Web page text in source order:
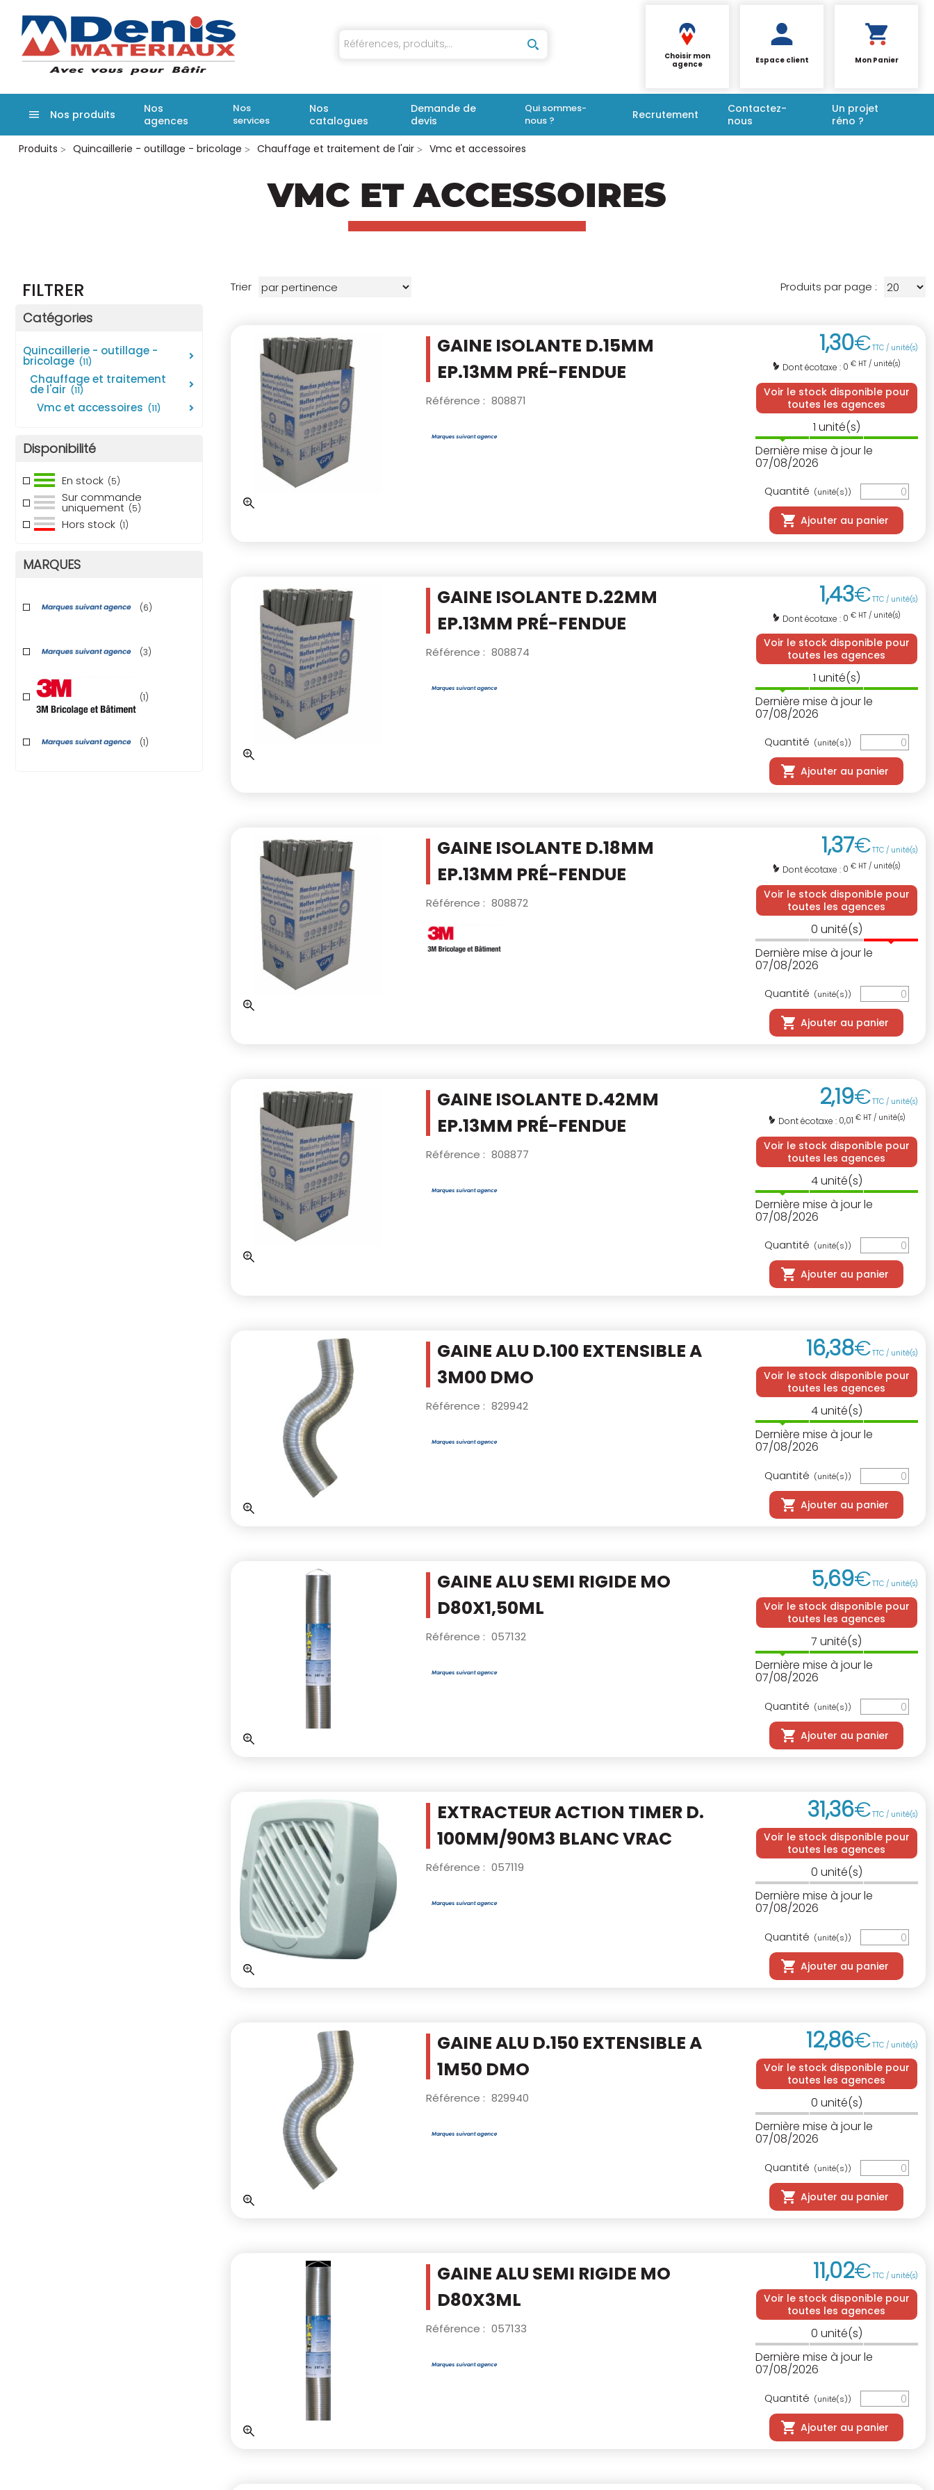
Aller
Choisir mon
agence
Espace client Mon Panier
Nos produits
Nos
agences
Nos
services
Nos
catalogues
Demande de
devis
Qui sommes-
nous ?
Recrutement
Contactez-
nous
Un projet
réno ?
Produits
Quincaillerie - outillage - bricolage Chauffage et traitement de l'air Vmc et accessoires
VMC ET ACCESSOIRES
FILTRER
Catégories
quincaillerie - outillage -
bricolage (11)
chauffage et traitement
de l'air (11)
vmc et accessoires (11)
Disponibilité
En stock (5)
Sur commande
uniquement (5)
Hors stock (1)
MARQUES
(6)
(3)
(1)
(1)
Trier Produits par page :
GAINE ISOLANTE D.15MM
EP.13MM PRÉ-FENDUE
Référence : 808871
1,30€TTC / unité(s)
Dont écotaxe : 0 € HT / unité(s)
Voir le stock disponible pour
toutes les agences
1 unité(s)
Dernière mise à jour le
07/08/2026
Quantité (unité(s))
Ajouter au panier
GAINE ISOLANTE D.22MM
EP.13MM PRÉ-FENDUE
Référence : 808874
1,43€TTC / unité(s)
Dont écotaxe : 0 € HT / unité(s)
Voir le stock disponible pour
toutes les agences
1 unité(s)
Dernière mise à jour le
07/08/2026
Quantité (unité(s))
Ajouter au panier
GAINE ISOLANTE D.18MM
EP.13MM PRÉ-FENDUE
Référence : 808872
1,37€TTC / unité(s)
Dont écotaxe : 0 € HT / unité(s)
Voir le stock disponible pour
toutes les agences
0 unité(s)
Dernière mise à jour le
07/08/2026
Quantité (unité(s))
Ajouter au panier
GAINE ISOLANTE D.42MM
EP.13MM PRÉ-FENDUE
Référence : 808877
2,19€TTC / unité(s)
Dont écotaxe : 0,01 € HT / unité(s)
Voir le stock disponible pour
toutes les agences
4unité(s)
Dernière mise à jour le
07/08/2026
Quantité (unité(s))
Ajouter au panier
GAINE ALU D.100 EXTENSIBLE A
3M00 DMO
Référence : 829942
16,38€TTC / unité(s)
Voir le stock disponible pour
toutes les agences
4unité(s)
Dernière mise à jour le
07/08/2026
Quantité (unité(s))
Ajouter au panier
GAINE ALU SEMI RIGIDE MO
D80X1,50ML
Référence : 057132
5,69€TTC / unité(s)
Voir le stock disponible pour
toutes les agences
7 unité(s)
Dernière mise à jour le
07/08/2026
Quantité (unité(s))
Ajouter au panier
EXTRACTEUR ACTION TIMER D.
100MM/90M3 BLANC VRAC
Référence : 057119
31,36€TTC / unité(s)
Voir le stock disponible pour
toutes les agences
0 unité(s)
Dernière mise à jour le
07/08/2026
Quantité (unité(s))
Ajouter au panier
GAINE ALU D.150 EXTENSIBLE A
1M50 DMO
Référence : 829940
12,86€TTC / unité(s)
Voir le stock disponible pour
toutes les agences
0 unité(s)
Dernière mise à jour le
07/08/2026
Quantité (unité(s))
Ajouter au panier
GAINE ALU SEMI RIGIDE MO
D80X3ML
Référence : 057133
11,02€TTC / unité(s)
Voir le stock disponible pour
toutes les agences
0 unité(s)
Dernière mise à jour le
07/08/2026
Quantité (unité(s))
Ajouter au panier